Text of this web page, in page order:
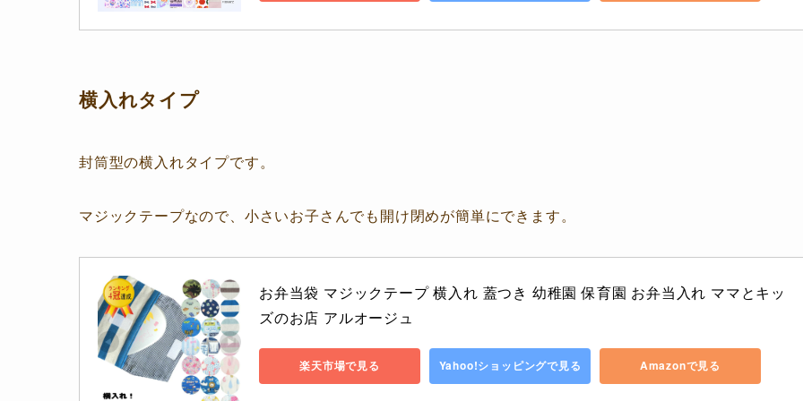
横入れタイプ
封筒型の横入れタイプです。
マジックテープなので、小さいお子さんでも開け閉めが簡単にできます。
お弁当袋 マジックテープ 横入れ 蓋つき 幼稚園 保育園 お弁当入れ ママとキッ
ズのお店 アルオージュ
楽天市場で見る Yahoo!ショッピングで見る Amazonで見る